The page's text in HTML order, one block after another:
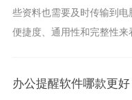
些资料也需要及时传输到
便捷度、通用性和完整性来
办公提醒软件哪款更